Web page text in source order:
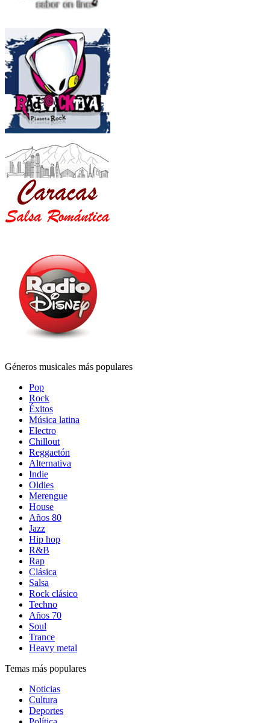
Géneros musicales más populares
Pop
Rock
Éxitos
Música latina
Electro
Chillout
Reggaetón
Alternativa
Indie
Oldies
Merengue
House
Años 80
Jazz
Hip hop
R&B
Rap
Clásica
Salsa
Rock clásico
Techno
Años 70
Soul
Trance
Heavy metal
Temas más populares
Noticias
Cultura
Deportes